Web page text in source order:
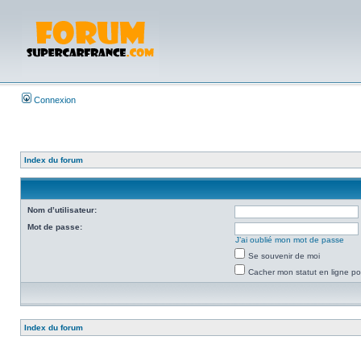
Connexion
Index du forum
Nom d’utilisateur:
Mot de passe:
J’ai oublié mon mot de passe
Se souvenir de moi
Cacher mon statut en ligne
Index du forum